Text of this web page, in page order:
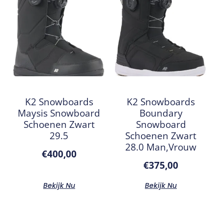
K2 Snowboards
Maysis Snowboard
Schoenen Zwart
29.5
€400,00
Bekijk Nu
K2 Snowboards
Boundary
Snowboard
Schoenen Zwart
28.0 Man,Vrouw
€375,00
Bekijk Nu